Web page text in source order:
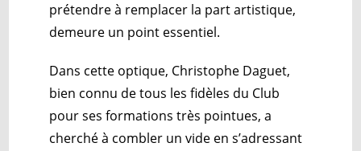
prétendre à remplacer la part artistique,
demeure un point essentiel.
Dans cette optique, Christophe Daguet,
bien connu de tous les fidèles du Club
pour ses formations très pointues, a
cherché à combler un vide en s’adressant